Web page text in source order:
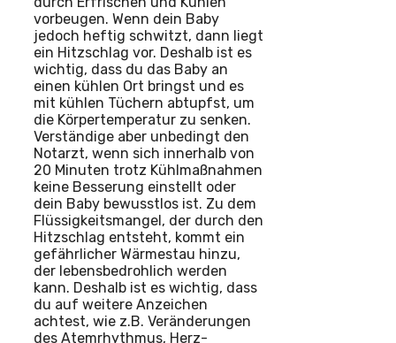
vorbeugen. Wenn dein Baby
jedoch heftig schwitzt, dann liegt
ein Hitzschlag vor. Deshalb ist es
wichtig, dass du das Baby an
einen kühlen Ort bringst und es
mit kühlen Tüchern abtupfst, um
die Körpertemperatur zu senken.
Verständige aber unbedingt den
Notarzt, wenn sich innerhalb von
20 Minuten trotz Kühlmaßnahmen
keine Besserung einstellt oder
dein Baby bewusstlos ist. Zu dem
Flüssigkeitsmangel, der durch den
Hitzschlag entsteht, kommt ein
gefährlicher Wärmestau hinzu,
der lebensbedrohlich werden
kann. Deshalb ist es wichtig, dass
du auf weitere Anzeichen
achtest, wie z.B. Veränderungen
des Atemrhythmus, Herz-